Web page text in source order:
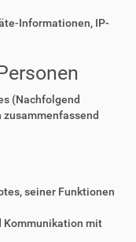
Informationen, IP-
(Nachfolgend
seiner Funktionen
Kommunikation mit